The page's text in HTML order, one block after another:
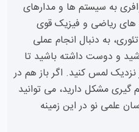
به سیستم ها و مدارهای
های ریاضی و فیزیک قوی
به دنبال انجام عملی
و دوست داشته باشید تا
نزدیک لمس کنید. اگر باز هم در
مشکل دارید، می توانید
علمی نو در این زمینه